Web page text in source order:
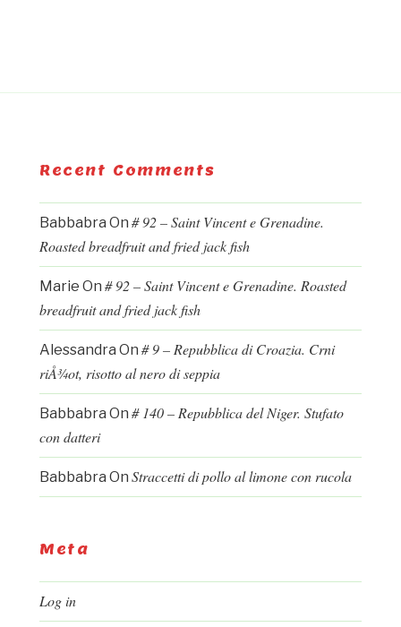
Recent Comments
Babbabra On # 92 – Saint Vincent e Grenadine.
Roasted breadfruit and fried jack fish
Marie On # 92 – Saint Vincent e Grenadine. Roasted
breadfruit and fried jack fish
Alessandra On # 9 – Repubblica di Croazia. Crni
riÅ¾ot, risotto al nero di seppia
Babbabra On # 140 – Repubblica del Niger. Stufato
con datteri
Babbabra On Straccetti di pollo al limone con rucola
Meta
Log in